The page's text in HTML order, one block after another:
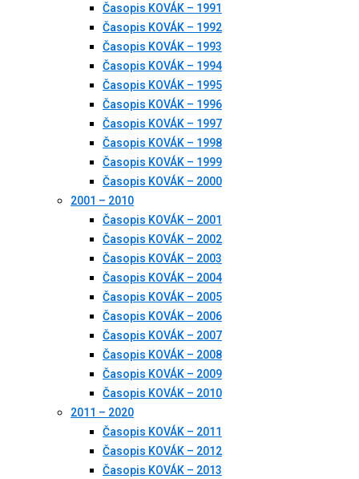
Časopis KOVÁK – 1991
Časopis KOVÁK – 1992
Časopis KOVÁK – 1993
Časopis KOVÁK – 1994
Časopis KOVÁK – 1995
Časopis KOVÁK – 1996
Časopis KOVÁK – 1997
Časopis KOVÁK – 1998
Časopis KOVÁK – 1999
Časopis KOVÁK – 2000
2001 – 2010
Časopis KOVÁK – 2001
Časopis KOVÁK – 2002
Časopis KOVÁK – 2003
Časopis KOVÁK – 2004
Časopis KOVÁK – 2005
Časopis KOVÁK – 2006
Časopis KOVÁK – 2007
Časopis KOVÁK – 2008
Časopis KOVÁK – 2009
Časopis KOVÁK – 2010
2011 – 2020
Časopis KOVÁK – 2011
Časopis KOVÁK – 2012
Časopis KOVÁK – 2013